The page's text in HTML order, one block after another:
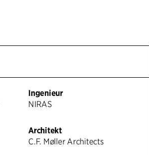
Ingenieur
NIRAS
Architekt
C.F. Møller Architects